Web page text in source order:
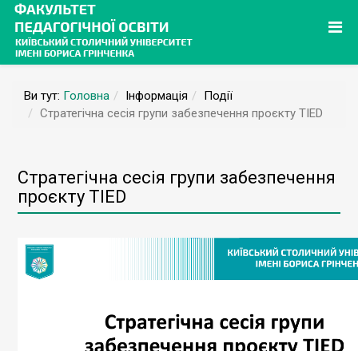
Ви тут: Головна Інформація
Події
Стратегічна сесія групи забезпечення проєкту TIED
Стратегічна сесія групи забезпечення
проєкту TIED